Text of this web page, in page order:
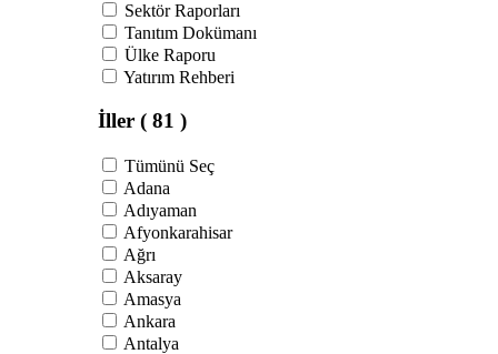
Sektör Raporları
Tanıtım Dokümanı
Ülke Raporu
Yatırım Rehberi
İller ( 81 )
Tümünü Seç
Adana
Adıyaman
Afyonkarahisar
Ağrı
Aksaray
Amasya
Ankara
Antalya